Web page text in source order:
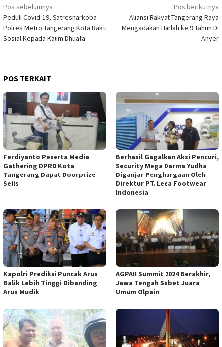
Navigasi
pos
Pos sebelumnya
Peduli Covid-19, Satresnarkoba
Polres Metro Tangerang Kota Bakti
Sosial Kepada Kaum Dhuafa
Pos berikutnya
Aliansi Rakyat Tangerang Raya
Mengadakan Harlah ke 9 Tahun Di
Anyer
POS TERKAIT
Ferdiyanto Peserta Media
Gathering DPRD Kota
Tangerang Dapat Doorprize
Selis
Berhasil Gagalkan Aksi Pencuri,
Security Mega Darma Yudha
Diganjar Penghargaan Oleh
Direktur PT. Leea Footwear
Indonesia
Kapolri Prediksi Puncak Arus
Balik Lebih Tinggi Dibanding
Arus Mudik
AGPAII Summit 2024 Berakhir,
Jawa Tengah Sabet Juara
Umum Olpain